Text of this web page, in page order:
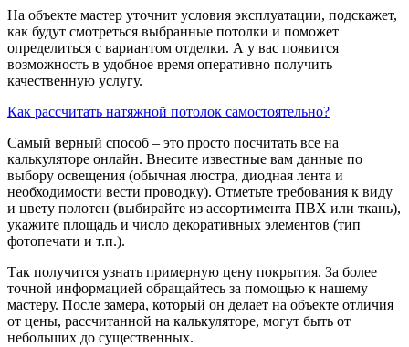
На объекте мастер уточнит условия эксплуатации, подскажет,
как будут смотреться выбранные потолки и поможет
определиться с вариантом отделки. А у вас появится
возможность в удобное время оперативно получить
качественную услугу.
Как рассчитать натяжной потолок самостоятельно?
Самый верный способ – это просто посчитать все на
калькуляторе онлайн. Внесите известные вам данные по
выбору освещения (обычная люстра, диодная лента и
необходимости вести проводку). Отметьте требования к виду
и цвету полотен (выбирайте из ассортимента ПВХ или ткань),
укажите площадь и число декоративных элементов (тип
фотопечати и т.п.).
Так получится узнать примерную цену покрытия. За более
точной информацией обращайтесь за помощью к нашему
мастеру. После замера, который он делает на объекте отличия
от цены, рассчитанной на калькуляторе, могут быть от
небольших до существенных.